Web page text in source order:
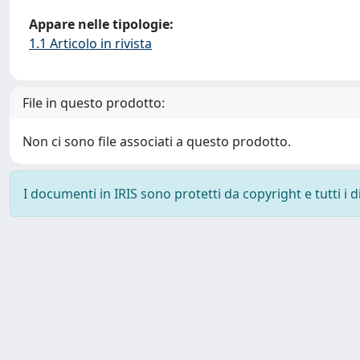
Appare nelle tipologie:
1.1 Articolo in rivista
File in questo prodotto:
Non ci sono file associati a questo prodotto.
I documenti in IRIS sono protetti da copyright e tutti i